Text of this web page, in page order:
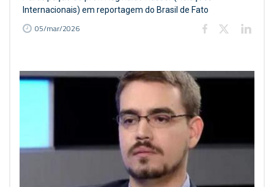
Internacionais) em reportagem do Brasil de Fato
05/mar/2026